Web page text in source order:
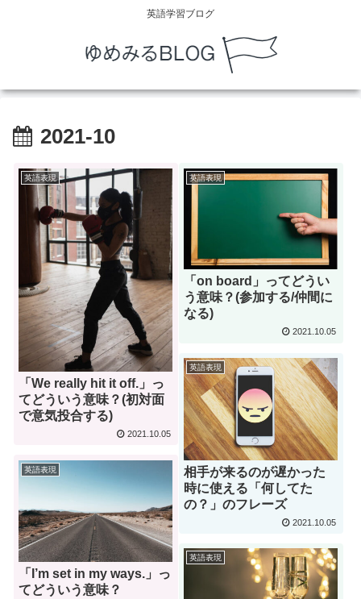
英語学習ブログ
2021-10
英語表現
「We really hit it off.」っ
てどういう意味？(初対面
で意気投合する)
2021.10.05
英語表現
「on board」ってどうい
う意味？(参加する/仲間に
なる)
2021.10.05
英語表現
相手が来るのが遅かった
時に使える「何してた
の？」のフレーズ
2021.10.05
英語表現
「I’m set in my ways.」っ
てどういう意味？
英語表現